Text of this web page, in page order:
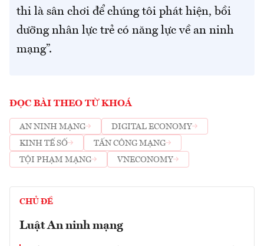
thi là sân chơi để chúng tôi phát hiện, bồi
dưỡng nhân lực trẻ có năng lực về an ninh
mạng”.
ĐỌC BÀI THEO TỪ KHOÁ
AN NINH MẠNG
DIGITAL ECONOMY
KINH TẾ SỐ
TẤN CÔNG MẠNG
TỘI PHẠM MẠNG
VNECONOMY
CHỦ ĐỀ
Luật An ninh mạng